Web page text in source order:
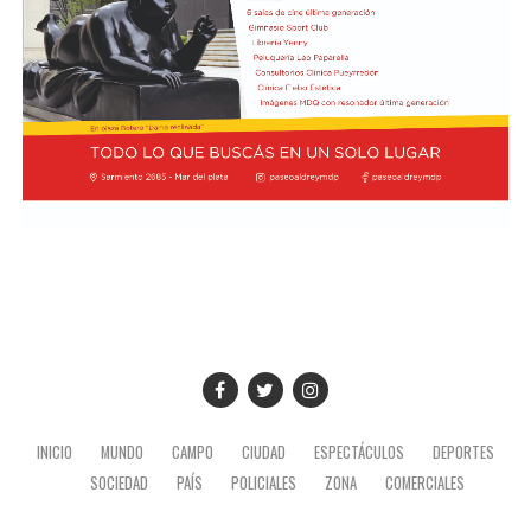
noveno puesto en soledad, con una valoración de 7,4.
Finalmente, Colapinto y Hadjar están igualados en el
décimo con 7,0 cada uno.
La propia página web oficial de la F1 acompañó la
puntuación de cada piloto con un análisis escrito sobre
permite ocupar un respetable sexto lugar en el
Campeonato de Constructores (donde ocupaban el
quinto puesto hasta que Racing Bull los superó)”,
agregaron en el informe.
INICIO MUNDO CAMPO CIUDAD ESPECTÁCULOS
DEPORTES
SOCIEDAD
PAÍS POLICIALES ZONA COMERCIALES